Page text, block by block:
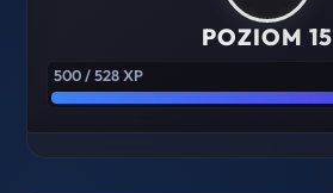
POZIOM 15
500 / 528 XP